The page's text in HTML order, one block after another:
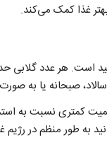
غذا کمک می‌کند.
صبحانه یا به
کمتری نسبت به
به طور منظم در رژیم